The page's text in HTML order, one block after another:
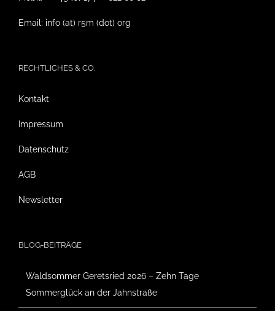
Email: info (at) r5m (dot) org
RECHTLICHES & CO.
Kontakt
Impressum
Datenschutz
AGB
Newsletter
BLOG-BEITRÄGE
Waldsommer Geretsried 2026 – Zehn Tage
Sommerglück an der Jahnstraße